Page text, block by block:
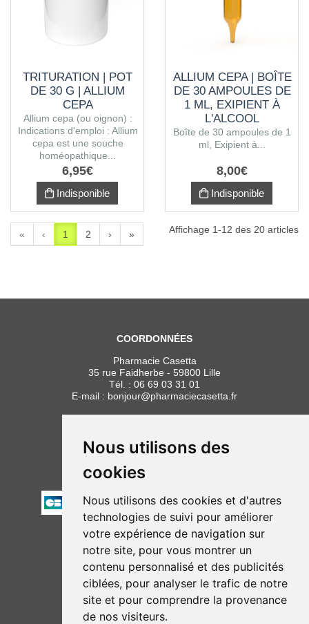
Nous utilisons des
cookies
Nous utilisons des cookies et d'autres
technologies de suivi pour améliorer
votre expérience de navigation sur
notre site, pour vous montrer un
contenu personnalisé et des publicités
ciblées, pour analyser le trafic de notre
site et pour comprendre la provenance
de nos visiteurs.
TRITURATION | POT
DE 30 G | ALLIUM
CEPA
Allium cepa (ou oignon) :
Indications d'emploi : Allium
cepa est une souche
homéopathique...
6,95€
Indisponible
ALLIUM CEPA | BOÎTE
DE 30 AMPOULES DE
1 ML, EXIPIENT À
L'ALCOOL
Boîte de 30 ampoules de 1
ml, Exipient à...
8,00€
Indisponible
« ‹ 1 2 › » Affichage 1-12 des 20 articles
COORDONNÉES
Pharmacie Casetta
35 rue Faidherbe - 59800 Lille
Tél. : 06 69 03 31 01
E-mail : bonjour@pharmaciecasetta.fr
HORAIRES
Lundi au vendredi : 8h30 à 19h30
Samedi : 9h00 à 19h30
PAIEMENT
NOUS SUIVRE